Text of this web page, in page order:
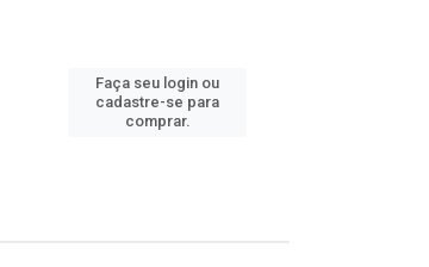
Faça seu login ou
cadastre-se para
comprar.